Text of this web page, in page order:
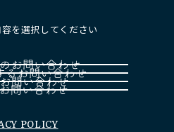
を選択してください
POLICY